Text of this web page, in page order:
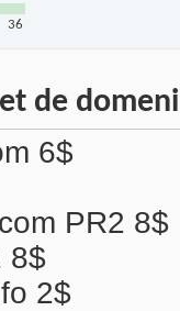
36
de
6$
PR2 8$
8$
2$